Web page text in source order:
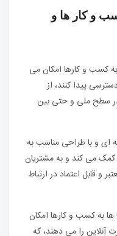
و کار ها و
کسب و کارها امکان می
پیدا کنند، از
در سطح ملی و حتی بین
ای و با طراحی مناسب به
کمک می کند و به مشتریان
قابل اعتماد در ارتباط
به کسب و کارها امکان
را می دهند، که